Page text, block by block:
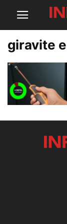
giravite